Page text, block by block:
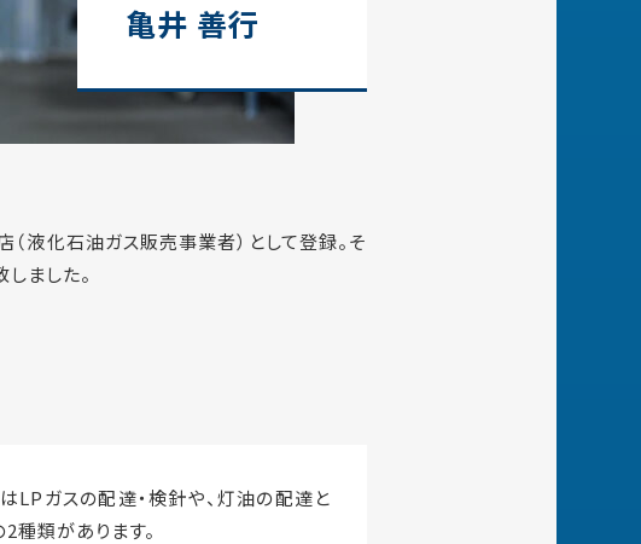
亀井 善行
液化石油ガス販売事業者）として登録。そ
ました。
LPガスの配達・検針や、灯油の配達と
種類があります。